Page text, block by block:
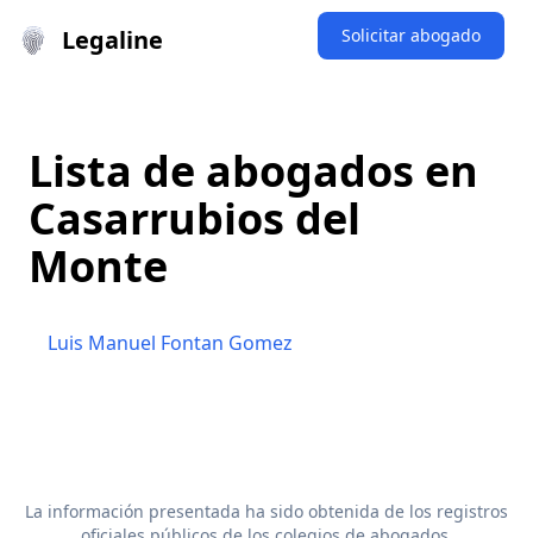
Legaline Solicitar abogado
Lista de abogados en
Casarrubios del
Monte
Luis Manuel Fontan Gomez
La información presentada ha sido obtenida de los registros